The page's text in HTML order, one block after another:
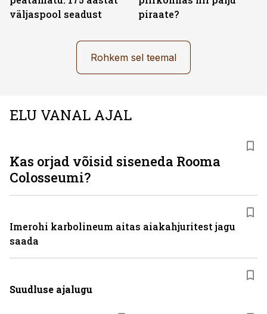
väljas­pool seadust
piraate?
Rohkem sel teemal
ELU VANAL AJAL
Kas orjad võisid siseneda Rooma
Colosseumi?
Imerohi karbolineum aitas aiakahjuritest jagu
saada
Suudluse ajalugu